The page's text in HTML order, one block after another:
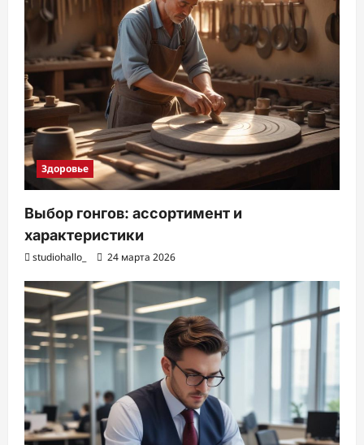
Здоровье
Выбор гонгов: ассортимент и
характеристики
studiohallo_ 24 марта 2026